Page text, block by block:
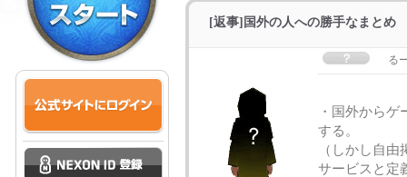
[返事]国外の人への勝手なまとめ
る
・国外から
する。
（しかし自
サービスと定